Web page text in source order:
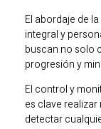
El abordaje de
integral y
buscan no solo
progresión y
El control y
es clave
detectar